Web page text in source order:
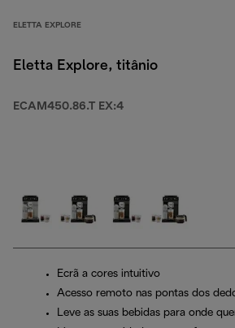
ELETTA EXPLORE
Eletta Explore, titânio
ECAM450.86.T EX:4
Ecrã a cores intuitivo
Acesso remoto nas pontas dos
Leve as suas bebidas para onde